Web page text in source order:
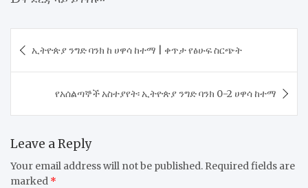
navigation
ኢትዮጵያ ንግድ ባንክ ከ ሀዋሳ ከተማ | ቀጥታ የፅሁፍ ስርጭት
የአሰልጣኞች አስተያየት፡ ኢትዮጵያ ንግድ ባንክ 0-2 ሀዋሳ ከተማ
Leave a Reply
Your email address will not be published. Required fields are
marked *